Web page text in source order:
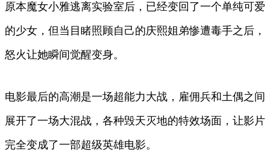
原本魔女小雅逃离实验室后，已经变回了一个单纯可爱
的少女，但当目睹照顾自己的庆熙姐弟惨遭毒手之后，
怒火让她瞬间觉醒变身。
电影最后的高潮是一场超能力大战，雇佣兵和土偶之间
展开了一场大混战，各种毁天灭地的特效场面，让影片
完全变成了一部超级英雄电影。